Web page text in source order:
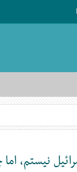
نیستم، اما